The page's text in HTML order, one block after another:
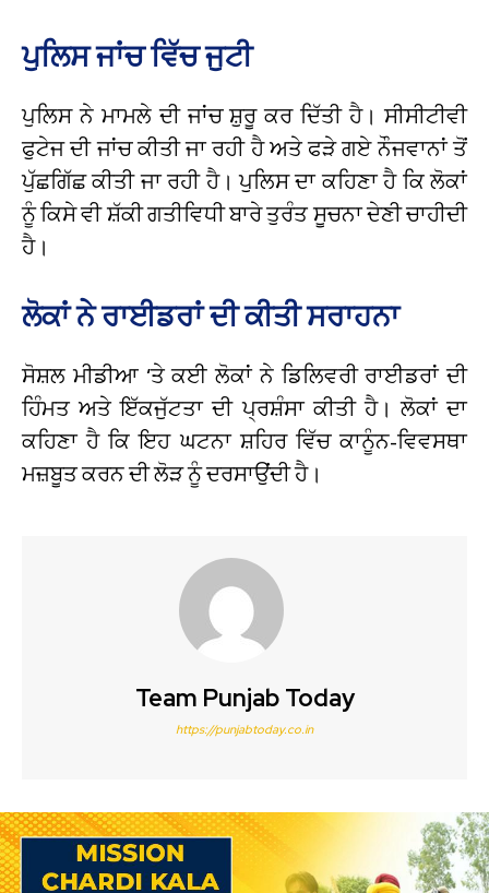
ਪੁਲਿਸ ਜਾਂਚ ਵਿੱਚ ਜੁਟੀ
ਪੁਲਿਸ ਨੇ ਮਾਮਲੇ ਦੀ ਜਾਂਚ ਸ਼ੁਰੂ ਕਰ ਦਿੱਤੀ ਹੈ। ਸੀਸੀਟੀਵੀ
ਫੁਟੇਜ ਦੀ ਜਾਂਚ ਕੀਤੀ ਜਾ ਰਹੀ ਹੈ ਅਤੇ ਫੜੇ ਗਏ ਨੌਜਵਾਨਾਂ ਤੋਂ
ਪੁੱਛਗਿੱਛ ਕੀਤੀ ਜਾ ਰਹੀ ਹੈ। ਪੁਲਿਸ ਦਾ ਕਹਿਣਾ ਹੈ ਕਿ ਲੋਕਾਂ
ਨੂੰ ਕਿਸੇ ਵੀ ਸ਼ੱਕੀ ਗਤੀਵਿਧੀ ਬਾਰੇ ਤੁਰੰਤ ਸੂਚਨਾ ਦੇਣੀ ਚਾਹੀਦੀ
ਹੈ।
ਲੋਕਾਂ ਨੇ ਰਾਈਡਰਾਂ ਦੀ ਕੀਤੀ ਸਰਾਹਨਾ
ਸੋਸ਼ਲ ਮੀਡੀਆ ‘ਤੇ ਕਈ ਲੋਕਾਂ ਨੇ ਡਿਲਿਵਰੀ ਰਾਈਡਰਾਂ ਦੀ
ਹਿੰਮਤ ਅਤੇ ਇੱਕਜੁੱਟਤਾ ਦੀ ਪ੍ਰਸ਼ੰਸਾ ਕੀਤੀ ਹੈ। ਲੋਕਾਂ ਦਾ
ਕਹਿਣਾ ਹੈ ਕਿ ਇਹ ਘਟਨਾ ਸ਼ਹਿਰ ਵਿੱਚ ਕਾਨੂੰਨ-ਵਿਵਸਥਾ
ਮਜ਼ਬੂਤ ਕਰਨ ਦੀ ਲੋੜ ਨੂੰ ਦਰਸਾਉਂਦੀ ਹੈ।
Team Punjab Today
https://punjabtoday.co.in